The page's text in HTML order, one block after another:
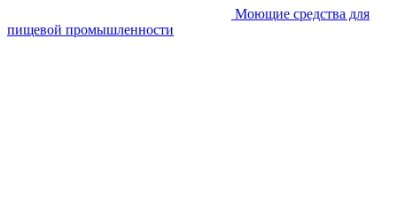
Моющие средства для
пищевой промышленности